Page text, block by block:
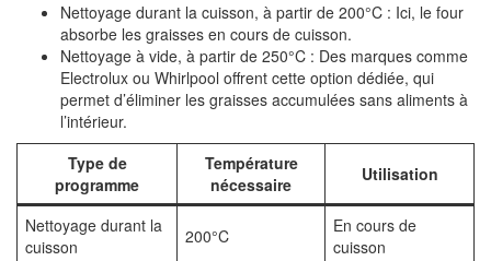
Nettoyage durant la cuisson, à partir de 200°C : Ici, le four
absorbe les graisses en cours de cuisson.
Nettoyage à vide, à partir de 250°C : Des marques comme
Electrolux ou Whirlpool offrent cette option dédiée, qui
permet d’éliminer les graisses accumulées sans aliments à
l’intérieur.
Type de
programme
Température
nécessaire
Utilisation
Nettoyage durant la
cuisson
200°C
En cours de
cuisson